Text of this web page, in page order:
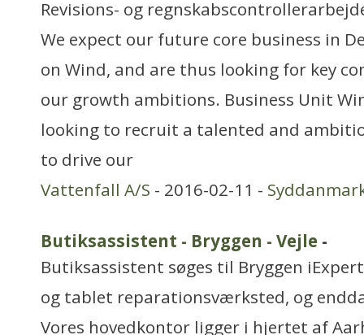
Revisions- og
We expect our future core business in
on Wind, and are thus looking for key
our growth ambitions. Business Unit
looking to recruit a talented and
to drive our
Vattenfall A/S - 2016-02-11 -
Butiksassistent - Bryggen - Vejle -
Butiksassistent søges til Bryggen
og tablet reparationsværksted, og
Vores hovedkontor ligger i hjertet af